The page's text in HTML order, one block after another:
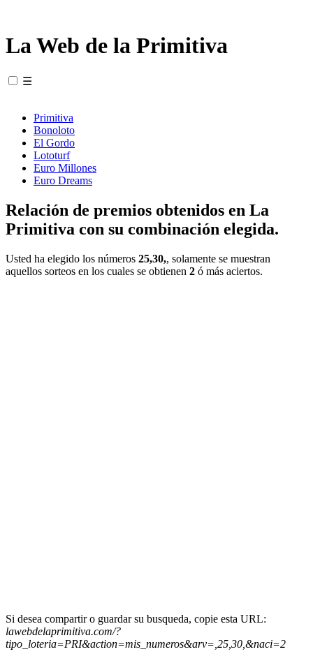
La Web de la Primitiva
☰
Primitiva
Bonoloto
El Gordo
Lototurf
Euro Millones
Euro Dreams
Relación de premios obtenidos en La
Primitiva con su combinación elegida.
Usted ha elegido los números 25,30,, solamente se muestran
aquellos sorteos en los cuales se obtienen 2 ó más aciertos.
Si desea compartir o guardar su busqueda, copie esta URL:
lawebdelaprimitiva.com/?
tipo_loteria=PRI&action=mis_numeros&arv=,25,30,&naci=2